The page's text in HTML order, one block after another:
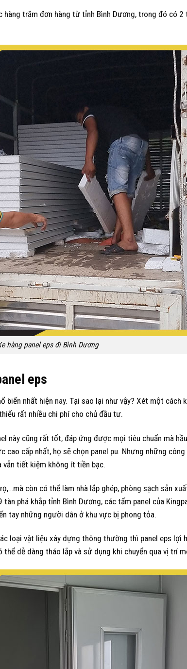
hàng trăm đơn hàng từ tỉnh Bình Dương, trong đó có 2
hàng panel eps đi Bình Dương
eps
nhất hiện nay. Tại sao lại như vậy? Xét một cách
rất nhiều chi phí cho chủ đầu tư.
này cũng rất tốt, đáp ứng được mọi tiêu chuẩn mà
cấp nhất, họ sẽ chọn panel pu. Nhưng những
vẫn tiết kiệm không ít tiền bạc.
còn có thể làm nhà lắp ghép, phòng sạch sản
phá khắp tỉnh Bình Dương, các tấm panel của
tay những người dân ở khu vực bị phong tỏa.
loại vật liệu xây dựng thông thường thì panel eps lợi
thể dễ dàng tháo lắp và sử dụng khi chuyển qua vị trí